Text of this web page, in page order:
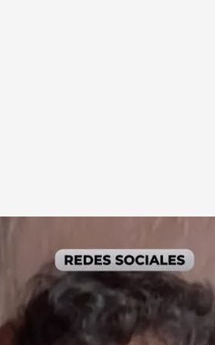
lo subió a redes sociales